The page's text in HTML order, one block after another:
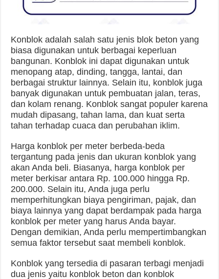
Konblok adalah salah satu jenis blok beton yang
biasa digunakan untuk berbagai keperluan
bangunan. Konblok ini dapat digunakan untuk
menopang atap, dinding, tangga, lantai, dan
berbagai struktur lainnya. Selain itu, konblok juga
banyak digunakan untuk pembuatan jalan, teras,
dan kolam renang. Konblok sangat populer karena
mudah dipasang, tahan lama, dan kuat serta
tahan terhadap cuaca dan perubahan iklim.
Harga konblok per meter berbeda-beda
tergantung pada jenis dan ukuran konblok yang
akan Anda beli. Biasanya, harga konblok per
meter berkisar antara Rp. 100.000 hingga Rp.
200.000. Selain itu, Anda juga perlu
memperhitungkan biaya pengiriman, pajak, dan
biaya lainnya yang dapat berdampak pada harga
konblok per meter yang harus Anda bayar.
Dengan demikian, Anda perlu mempertimbangkan
semua faktor tersebut saat membeli konblok.
Konblok yang tersedia di pasaran terbagi menjadi
dua jenis yaitu konblok beton dan konblok